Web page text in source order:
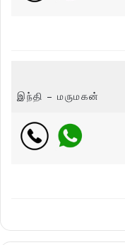
இந்தி – மருமகன்